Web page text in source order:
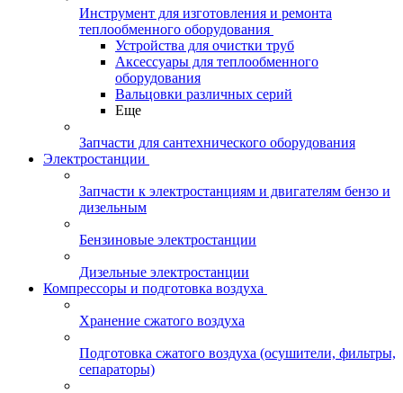
Инструмент для изготовления и ремонта
теплообменного оборудования
Устройства для очистки труб
Аксессуары для теплообменного
оборудования
Вальцовки различных серий
Еще
Запчасти для сантехнического оборудования
Электростанции
Запчасти к электростанциям и двигателям бензо и
дизельным
Бензиновые электростанции
Дизельные электростанции
Компрессоры и подготовка воздуха
Хранение сжатого воздуха
Подготовка сжатого воздуха (осушители, фильтры,
сепараторы)